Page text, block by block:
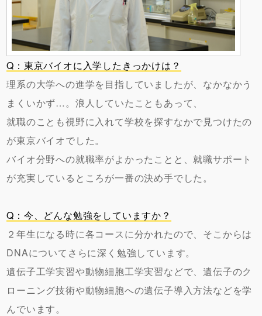
Q：東京バイオに入学したきっかけは？
理系の大学への進学を目指していましたが、なかなかう
まくいかず…。浪人していたこともあって、
就職のことも視野に入れて学校を探すなかで見つけたの
が東京バイオでした。
バイオ分野への就職率がよかったことと、就職サポート
が充実しているところが一番の決め手でした。
Q：今、どんな勉強をしていますか？
２年生になる時に各コースに分かれたので、そこからは
DNAについてさらに深く勉強しています。
遺伝子工学実習や動物細胞工学実習などで、遺伝子のク
ローニング技術や動物細胞への遺伝子導入方法などを学
んでいます。